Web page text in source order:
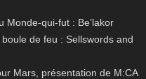
Monde-qui-fut : Be’lakor
de feu : Sellswords and
Mars, présentation de M:CA